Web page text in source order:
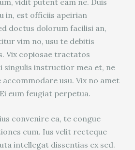
vidit putent eam ne. Duis
in, est officiis apeirian
doctus dolorum facilisi an,
vim no, usu te debitis
Vix copiosae tractatos
singulis instructior mea et, ne
usu. Vix no amet
eum feugiat perpetua.
convenire ea, te congue
cum. Ius velit recteque
intellegat dissentias ex sed.